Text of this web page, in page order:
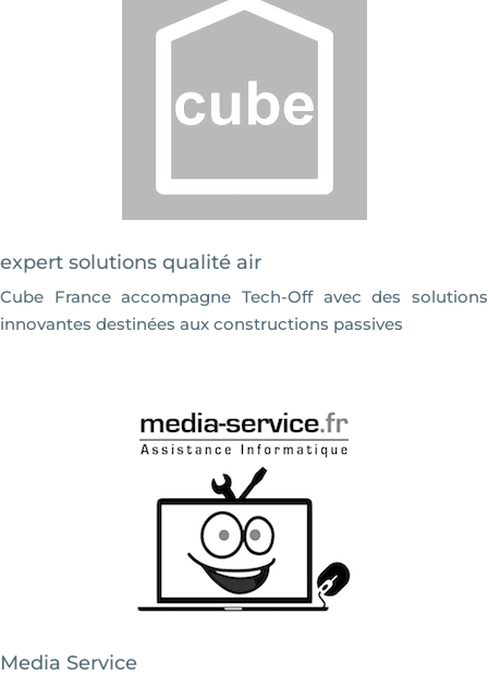
expert solutions qualité air
Cube France accompagne Tech-Off avec des solutions
innovantes destinées aux constructions passives
Media Service